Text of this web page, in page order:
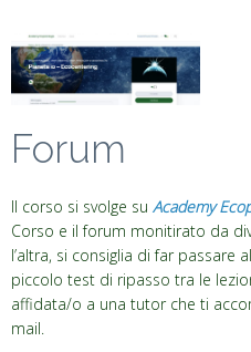
Forum
Il corso si svolge su Academy
Corso e il forum monitirato da
l’altra, si consiglia di far passare
piccolo test di ripasso tra le
affidata/o a una tutor che ti
mail.